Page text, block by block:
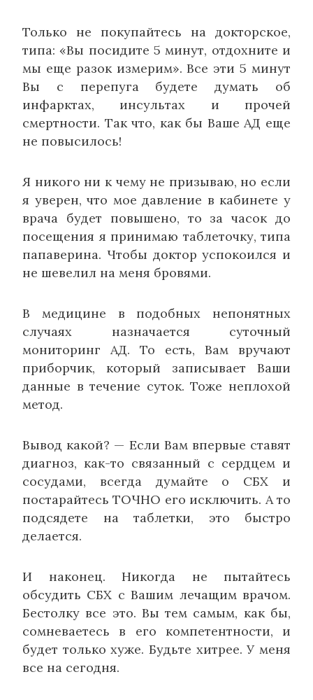
Только не покупайтесь на докторское,
типа: «Вы посидите 5 минут, отдохните и
мы еще разок измерим». Все эти 5 минут
Вы с перепуга будете думать об
инфарктах, инсультах и прочей
смертности. Так что, как бы Ваше АД еще
не повысилось!
Я никого ни к чему не призываю, но если
я уверен, что мое давление в кабинете у
врача будет повышено, то за часок до
посещения я принимаю таблеточку, типа
папаверина. Чтобы доктор успокоился и
не шевелил на меня бровями.
В медицине в подобных непонятных
случаях назначается суточный
мониторинг АД. То есть, Вам вручают
приборчик, который записывает Ваши
данные в течение суток. Тоже неплохой
метод.
Вывод какой? — Если Вам впервые ставят
диагноз, как-то связанный с сердцем и
сосудами, всегда думайте о СБХ и
постарайтесь ТОЧНО его исключить. А то
подсядете на таблетки, это быстро
делается.
И наконец. Никогда не пытайтесь
обсудить СБХ с Вашим лечащим врачом.
Бестолку все это. Вы тем самым, как бы,
сомневаетесь в его компетентности, и
будет только хуже. Будьте хитрее. У меня
все на сегодня.